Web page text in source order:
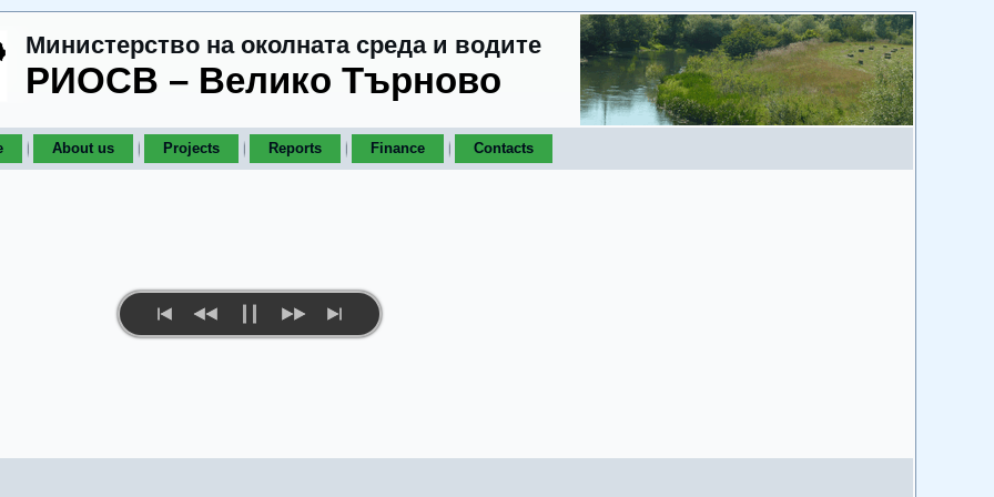
Министерство на околната среда и водите
РИОСВ – Велико Търново
About us Projects Reports Finance Contacts